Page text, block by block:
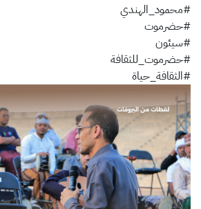
#محمود_الهندي
#حضرموت
#سيئون
#حضرموت_للثقافة
#الثقافة_حياة